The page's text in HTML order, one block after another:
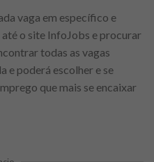
vaga em específico e
o site InfoJobs e procurar
todas as vagas
e poderá escolher e se
que mais se encaixar